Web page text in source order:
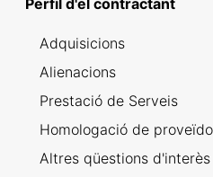
Perfil d'el contractant
Adquisicions
Alienacions
Prestació de Serveis
Homologació de
Altres qüestions d'interès